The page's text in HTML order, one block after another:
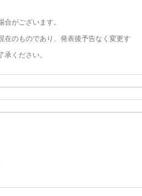
合がございます。
在のものであり、発表後予告なく変更す
ください。